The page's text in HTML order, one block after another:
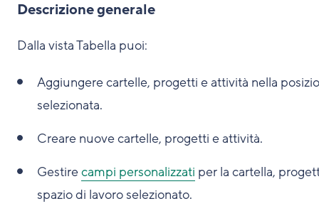
Descrizione generale
Dalla vista Tabella puoi:
Aggiungere cartelle, progetti e attività nella
selezionata.
Creare nuove cartelle, progetti e attività.
Gestirecampi personalizzati per la cartella,
spazio di lavoro selezionato.